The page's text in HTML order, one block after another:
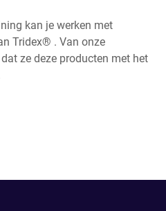
kan je werken met
Tridex® . Van onze
ze deze producten met het